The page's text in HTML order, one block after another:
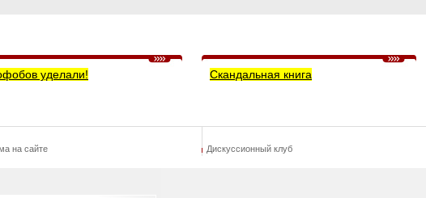
уделали! Скандальная книга
на сайте Дискуссионный клуб